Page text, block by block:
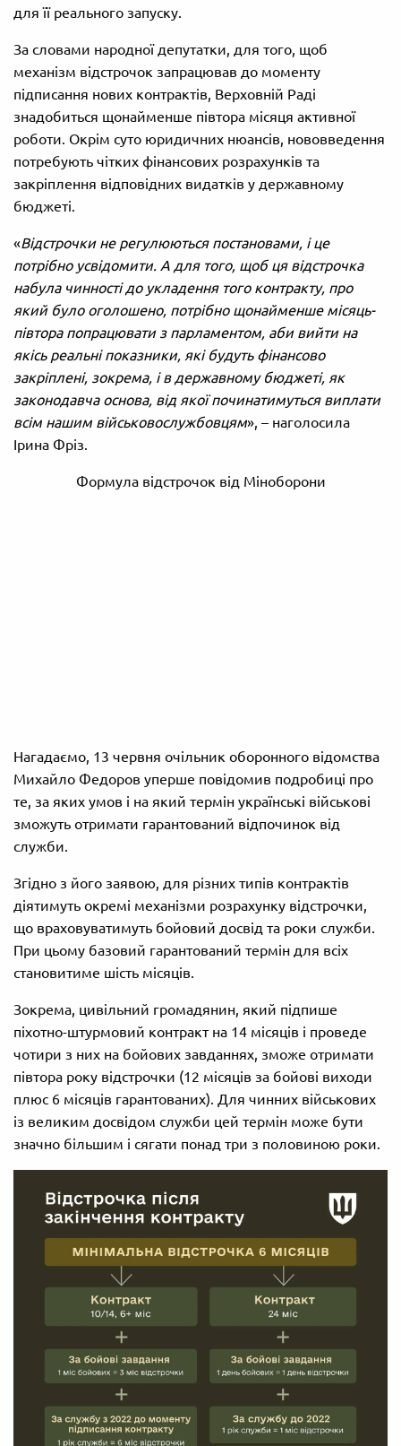
для її реального запуску.
За словами народної депутатки, для того, щоб
механізм відстрочок запрацював до моменту
підписання нових контрактів, Верховній Раді
знадобиться щонайменше півтора місяця активної
роботи. Окрім суто юридичних нюансів, нововведення
потребують чітких фінансових розрахунків та
закріплення відповідних видатків у державному
бюджеті.
«Відстрочки не регулюються постановами, і це
потрібно усвідомити. А для того, щоб ця відстрочка
набула чинності до укладення того контракту, про
який було оголошено, потрібно щонайменше місяць-
півтора попрацювати з парламентом, аби вийти на
якісь реальні показники, які будуть фінансово
закріплені, зокрема, і в державному бюджеті, як
законодавча основа, від якої починатимуться виплати
всім нашим військовослужбовцям», – наголосила
Ірина Фріз.
Формула відстрочок від Міноборони
Нагадаємо, 13 червня очільник оборонного відомства
Михайло Федоров уперше повідомив подробиці про
те, за яких умов і на який термін українські військові
зможуть отримати гарантований відпочинок від
служби.
Згідно з його заявою, для різних типів контрактів
діятимуть окремі механізми розрахунку відстрочки,
що враховуватимуть бойовий досвід та роки служби.
При цьому базовий гарантований термін для всіх
становитиме шість місяців.
Зокрема, цивільний громадянин, який підпише
піхотно-штурмовий контракт на 14 місяців і проведе
чотири з них на бойових завданнях, зможе отримати
півтора року відстрочки (12 місяців за бойові виходи
плюс 6 місяців гарантованих). Для чинних військових
із великим досвідом служби цей термін може бути
значно більшим і сягати понад три з половиною роки.